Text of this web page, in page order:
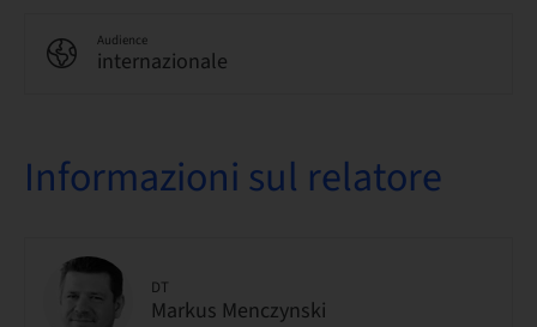
Audience
internazionale
Informazioni sul relatore
DT
Markus Menczynski